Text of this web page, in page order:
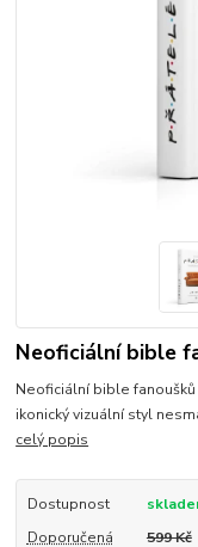
Neoficiální bible
Neoficiální bible
ikonický vizuální styl
celý popis
Dostupnost
Doporučená
599 Kč